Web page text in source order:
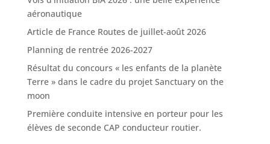
Planning de rentrée 2026-2027
Résultat du concours « les enfants de la planète
moon
Première conduite intensive en porteur pour les
élèves de seconde CAP conducteur routier.
Catégories